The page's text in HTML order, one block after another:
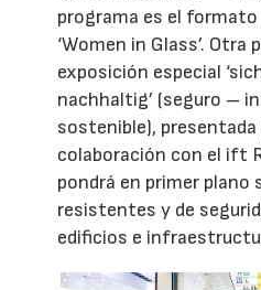
programa es el
‘Women in Glass’. Otra
exposición especial
nachhaltig’ (seguro –
sostenible),
colaboración con el ift
pondrá en primer plano
resistentes y de
edificios e